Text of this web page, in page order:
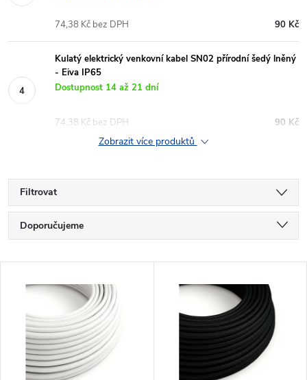
90 Kč
74,38 Kč bez DPH
Kulatý elektrický venkovní kabel SN02 přírodní šedý lněný
- Eiva IP65
Dostupnost 14 až 21 dní
90 Kč
74,38 Kč bez DPH
Zobrazit více produktů
Filtrovat
Ř
a
Doporučujeme
Nejprodávanější
Abecedně
V